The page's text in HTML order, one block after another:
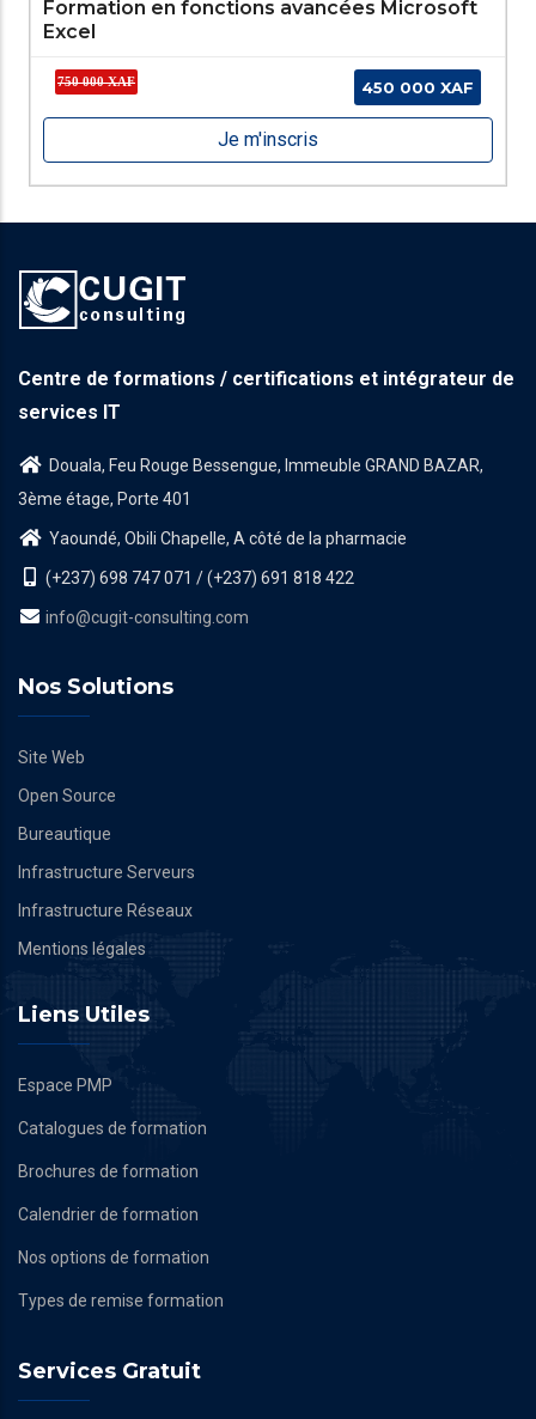
Formation en fonctions avancées Microsoft
Excel
750 000 XAF 450 000 XAF
Je m'inscris
Centre de formations / certifications et intégrateur de
services IT
Douala, Feu Rouge Bessengue, Immeuble GRAND BAZAR,
3ème étage, Porte 401
Yaoundé, Obili Chapelle, A côté de la pharmacie
(+237) 698 747 071 / (+237) 691 818 422
info@cugit-consulting.com
Nos Solutions
Site Web
Open Source
Bureautique
Infrastructure Serveurs
Infrastructure Réseaux
Mentions légales
Liens Utiles
Espace PMP
Catalogues de formation
Brochures de formation
Calendrier de formation
Nos options de formation
Types de remise formation
Services Gratuit